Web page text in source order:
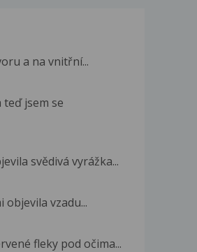
a na vnitřní...
teď jsem se
svědivá vyrážka...
vzadu...
fleky pod očima...